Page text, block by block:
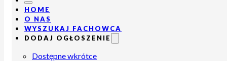
HOME
O NAS
WYSZUKAJ FACHOWCA
DODAJ OGŁOSZENIE
Dostępne wkrótce